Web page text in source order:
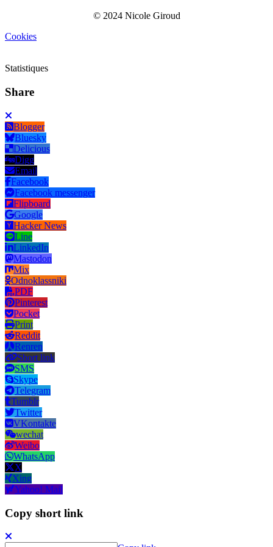
© 2024 Nicole Giroud
Cookies
Statistiques
Share
Blogger
Bluesky
Delicious
Digg
Email
Facebook
Facebook messenger
Flipboard
Google
Hacker News
Line
LinkedIn
Mastodon
Mix
Odnoklassniki
PDF
Pinterest
Pocket
Print
Reddit
Renren
Short link
SMS
Skype
Telegram
Tumblr
Twitter
VKontakte
wechat
Weibo
WhatsApp
X
Xing
Yahoo! Mail
Copy short link